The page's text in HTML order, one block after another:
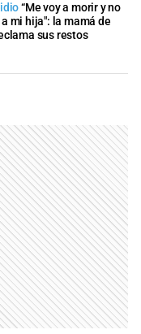
“Me voy a morir y no
mi hija": la mamá de
sus restos